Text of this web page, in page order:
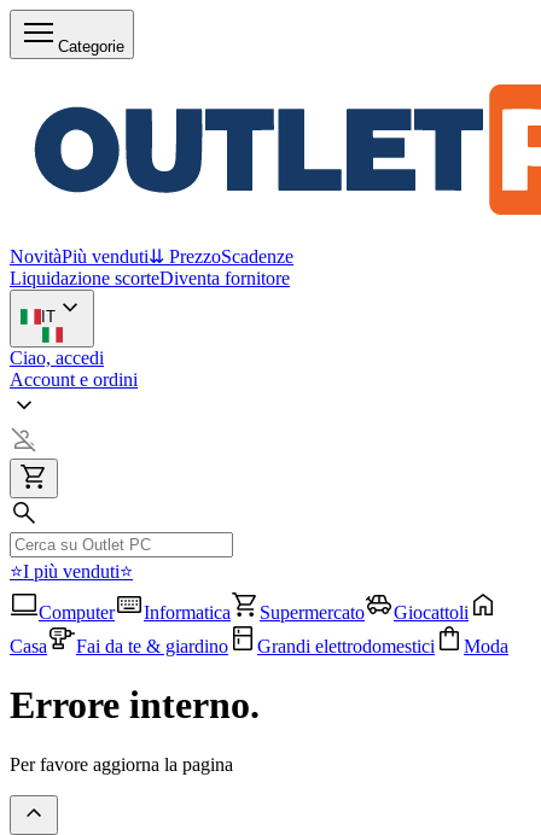
Categorie
NovitàPiù venduti⇊ PrezzoScadenze
Liquidazione scorteDiventa fornitore
IT
Ciao, accedi
Account e ordini
⭐I più venduti⭐
Computer
Informatica Supermercato
Giocattoli
Casa
Fai da te & giardino Grandi elettrodomestici Moda
Errore interno.
Per favore aggiorna la pagina